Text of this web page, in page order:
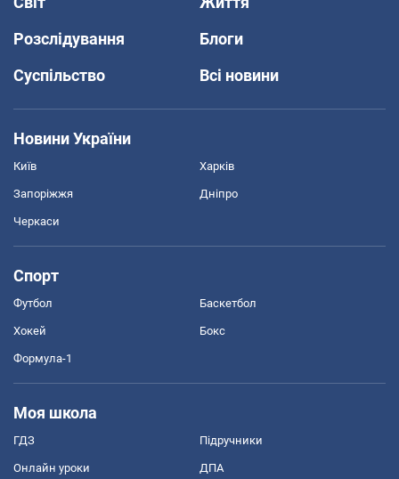
Розслідування
Блоги
Суспільство
Всі новини
Новини України
Київ Харків
Запоріжжя Дніпро
Черкаси
Спорт
Футбол Баскетбол
Хокей Бокс
Формула-1
Моя школа
ГДЗ Підручники
Онлайн уроки ДПА